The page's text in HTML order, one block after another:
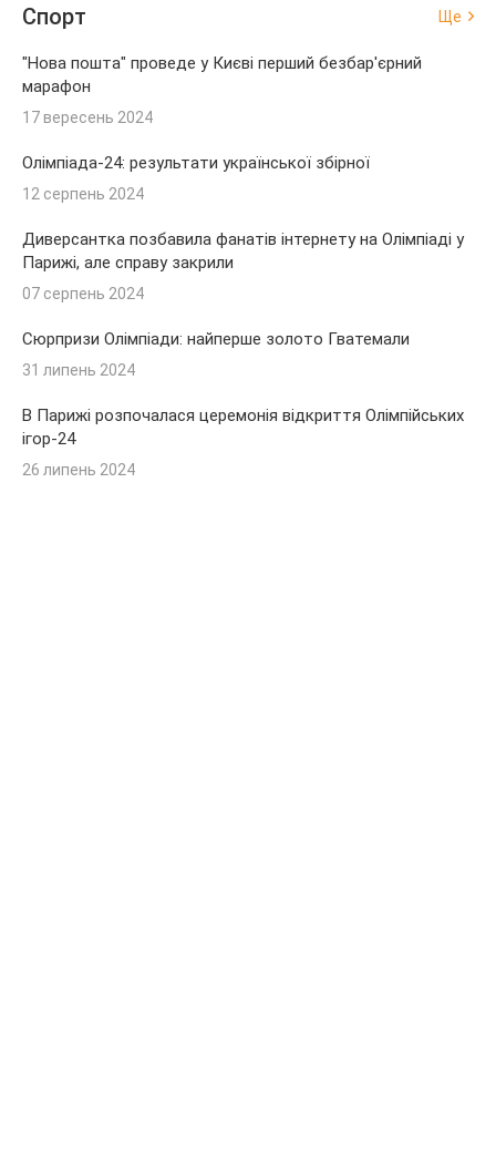
Спорт Ще
"Нова пошта" проведе у Києві перший безбар'єрний
марафон
17 вересень 2024
Олімпіада-24: результати української збірної
12 серпень 2024
Диверсантка позбавила фанатів інтернету на Олімпіаді у
Парижі, але справу закрили
07 серпень 2024
Сюрпризи Олімпіади: найперше золото Гватемали
31 липень 2024
В Парижі розпочалася церемонія відкриття Олімпійських
ігор-24
26 липень 2024